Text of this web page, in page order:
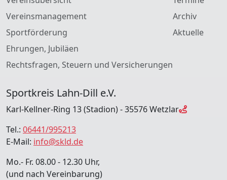
Vereinsmanagement
Sportförderung
Ehrungen, Jubiläen
Rechtsfragen, Steuern und Versicherungen
Archiv
Aktuelle
Sportkreis Lahn-Dill e.V.
Karl-Kellner-Ring 13 (Stadion) - 35576 Wetzlar
Tel.: 06441/995213
E-Mail: info@skld.de
Mo.- Fr. 08.00 - 12.30 Uhr,
(und nach Vereinbarung)